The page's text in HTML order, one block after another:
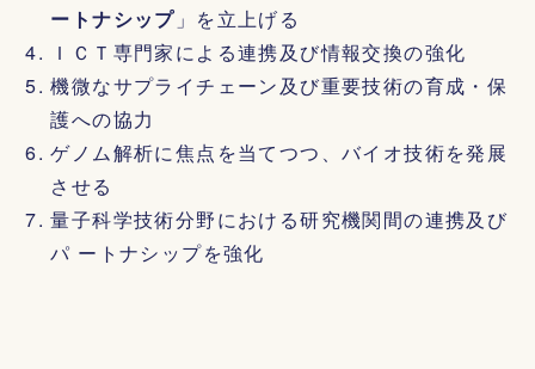
ートナシップ 」を立上げる
ＩＣＴ専門家による連携及び情報交換の強化
機微なサプライチェーン及び重要技術の育成・保
護への協力
ゲノム解析に焦点を当てつつ、バイオ技術を発展
させる
量子科学技術分野における研究機関間の連携及び
パ ートナシップを強化